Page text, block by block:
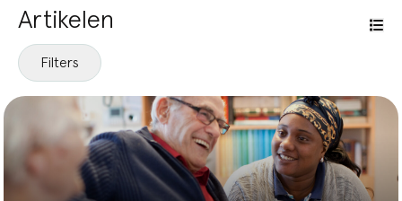
Zorgzame gemeenschappen
Informele zorg
Vertrouwd Thuis
Artikelen
Filters
Reablement
Zorgzame gemeenschappen
Leiderschap